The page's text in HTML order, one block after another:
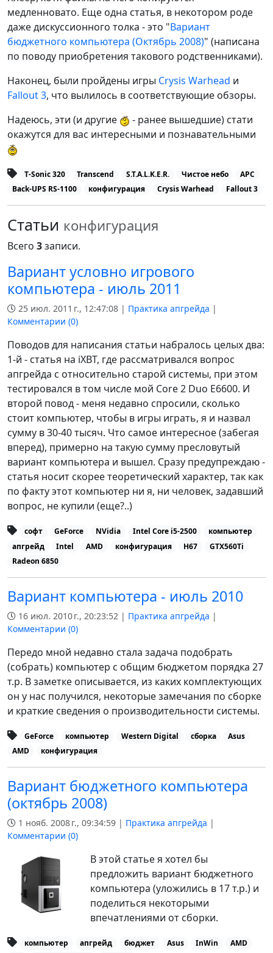
медленновато. Еще одна статья, в некотором роде
даже дискуссионного толка - это "Вариант
бюджетного компьютера (Октябрь 2008)" (написана
по поводу приобретения такового родственниками).
Наконец, были пройдены игры Crysis Warhead и
Fallout 3, что вылилось в соответствующие обзоры.
Надеюсь, эти (и другие
- ранее вышедшие) стати
окажутся для вас интересными и познавательными
T-Sonic 320 Transcend S.T.A.L.K.E.R. Чистое небо
APC
Back-UPS RS-1100
конфигурация Crysis Warhead Fallout 3
Статьи конфигурация
Всего 3записи.
Вариант условно игрового
компьютера - июль 2011
25 июл. 2011 г., 12:47:08 | Практика апгрейда |
Комментарии (0)
Поводов для написания статьи набралось целых два:
1-й - статья на iXBT, где рассматривался вопрос
апгрейда с относительно старой системы, при этом
тестировался в том числе мой Core 2 Duo E6600. И
второй повод - меня недавно спросили, сколько
стоит компьютер, чтобы в игры играть, я и назвал
сумму в 30-40 тысяч. Что самое интересное (забегая
вперед), примерно на такую сумму пресловутый
вариант компьютера и вышел. Сразу предупреждаю -
статья носит скорее теоретический характер, так как
по факту этот компьютер ни я, ни человек, задавший
вопрос, не купили (еще?..)
софт GeForce NVidia Intel Core i5-2500
компьютер
апгрейд
Intel AMD конфигурация H67
GTX560Ti
Radeon 6850
Вариант компьютера - июль 2010
16 июл. 2010 г., 20:23:52 | Практика апгрейда |
Комментарии (0)
Передо мной недавно стала задача подобрать
(собрать) компьютер с общим бюджетом порядка 27
т.р. В заметке описывается, из каких комплектующих
он у нас получился, некоторые замечания по сборке
и краткие сведения о производительности системы.
GeForce компьютер Western Digital сборка
Asus
AMD
конфигурация
Вариант бюджетного компьютера
(октябрь 2008)
1 нояб. 2008 г., 09:34:59 | Практика апгрейда |
Комментарии (0)
В этой статье я хотел бы
предложить вариант бюджетного
компьютера (уложились в 17 т.р.) и
поделиться некоторыми
впечатлениями от сборки.
компьютер апгрейд бюджет Asus InWin
AMD